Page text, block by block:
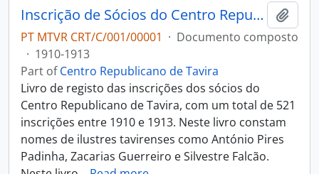
Inscrição de Sócios do Centro Republicano
PT MTVR CRT/C/001/00001 · Documento composto
· 1910-1913
Part ofCentro Republicano de Tavira
Livro de registo das inscrições dos sócios do
Centro Republicano de Tavira, com um total de 521
inscrições entre 1910 e 1913. Neste livro constam
nomes de ilustres tavirenses como António Pires
Padinha, Zacarias Guerreiro e Silvestre Falcão.